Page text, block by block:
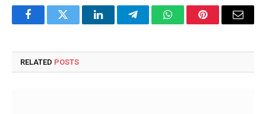
FacebookTwitter LinkedInTelegramWhatsAppPinterestEmail
RELATED POSTS